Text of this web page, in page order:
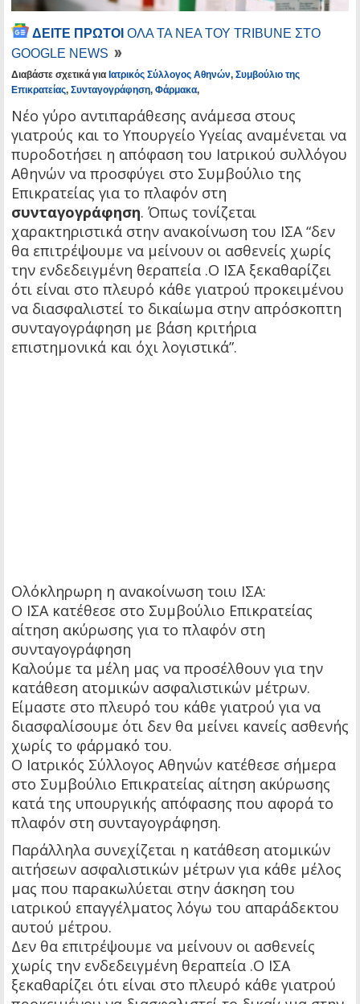
ΔΕΙΤΕ ΠΡΩΤΟΙ ΟΛΑ ΤΑ ΝΕΑ ΤΟΥ TRIBUNE ΣΤΟ
GOOGLE NEWS
Διαβάστε σχετικά για Ιατρικός Σύλλογος Αθηνών, Συμβούλιο της
Επικρατείας, Συνταγογράφηση, Φάρμακα,
Νέο γύρο αντιπαράθεσης ανάμεσα στους
γιατρούς και το Υπουργείο Υγείας αναμένεται να
πυροδοτήσει η απόφαση του Ιατρικού συλλόγου
Αθηνών να προσφύγει στο Συμβούλιο της
Επικρατείας για το πλαφόν στη
συνταγογράφηση. Όπως τονίζεται
χαρακτηριστικά στην ανακοίνωση του ΙΣΑ “δεν
θα επιτρέψουμε να μείνουν οι ασθενείς χωρίς
την ενδεδειγμένη θεραπεία .Ο ΙΣΑ ξεκαθαρίζει
ότι είναι στο πλευρό κάθε γιατρού προκειμένου
να διασφαλιστεί το δικαίωμα στην απρόσκοπτη
συνταγογράφηση με βάση κριτήρια
επιστημονικά και όχι λογιστικά”.
Ολόκληρωρη η ανακοίνωση τοιυ ΙΣΑ:
Ο ΙΣΑ κατέθεσε στο Συμβούλιο Επικρατείας
αίτηση ακύρωσης για το πλαφόν στη
συνταγογράφηση
Καλούμε τα μέλη μας να προσέλθουν για την
κατάθεση ατομικών ασφαλιστικών μέτρων.
Είμαστε στο πλευρό του κάθε γιατρού για να
διασφαλίσουμε ότι δεν θα μείνει κανείς ασθενής
χωρίς το φάρμακό του.
O Ιατρικός Σύλλογος Αθηνών κατέθεσε σήμερα
στο Συμβούλιο Επικρατείας αίτηση ακύρωσης
κατά της υπουργικής απόφασης που αφορά το
πλαφόν στη συνταγογράφηση.
Παράλληλα συνεχίζεται η κατάθεση ατομικών
αιτήσεων ασφαλιστικών μέτρων για κάθε μέλος
μας που παρακωλύεται στην άσκηση του
ιατρικού επαγγέλματος λόγω του απαράδεκτου
αυτού μέτρου.
Δεν θα επιτρέψουμε να μείνουν οι ασθενείς
χωρίς την ενδεδειγμένη θεραπεία .Ο ΙΣΑ
ξεκαθαρίζει ότι είναι στο πλευρό κάθε γιατρού